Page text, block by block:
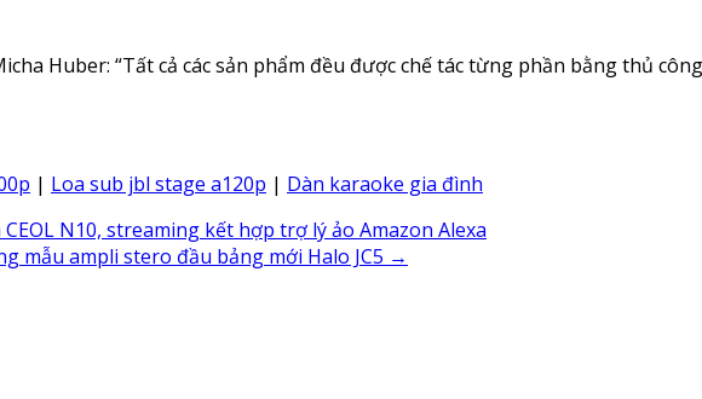
Huber: “Tất cả các sản phẩm đều được chế tác từng phần bằng thủ
| Loa sub jbl stage a120p | Dàn karaoke gia đình
N10, streaming kết hợp trợ lý ảo Amazon Alexa
mẫu ampli stero đầu bảng mới Halo JC5 →